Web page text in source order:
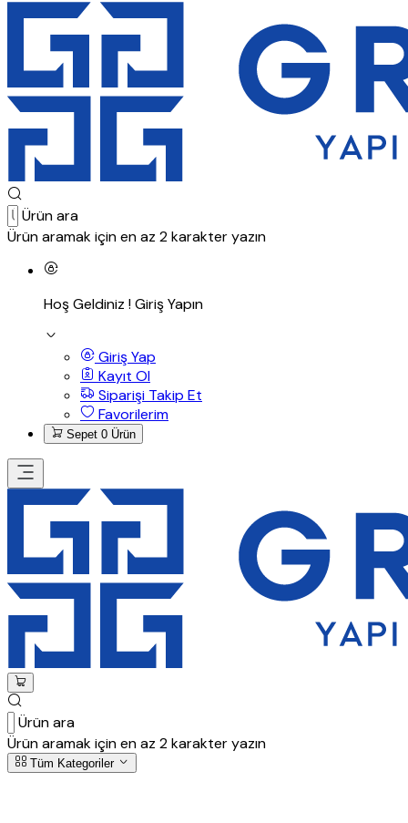
Ürün ara
Ürün aramak için en az 2 karakter yazın
Hoş Geldiniz !Giriş Yapın
Giriş Yap
Kayıt Ol
Siparişi Takip Et
Favorilerim
Sepet 0 Ürün
Ürün ara
Ürün aramak için en az 2 karakter yazın
Tüm Kategoriler